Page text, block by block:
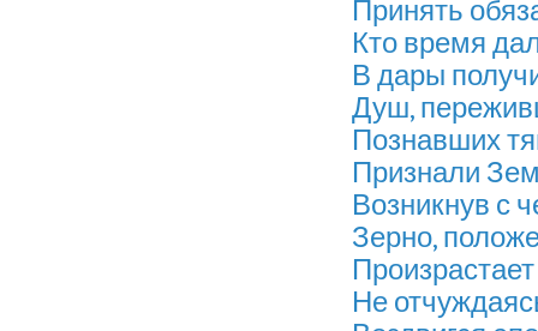
Принять
Кто время
В дары
Душ,
Познавших
Признали
Возникнув с
Зерно,
Не